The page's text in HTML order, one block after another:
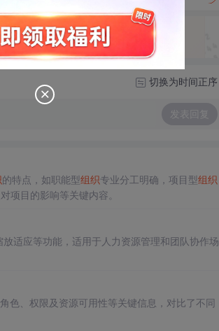
切换为时间正序
发表回复
的特点，如职能型组织专业分工明确，项目型组织
项目的影响等关键内容。
适应等功能，适用于人力资源管理和团队协作场
色、权限及资源可用性等关键信息，对比了不同